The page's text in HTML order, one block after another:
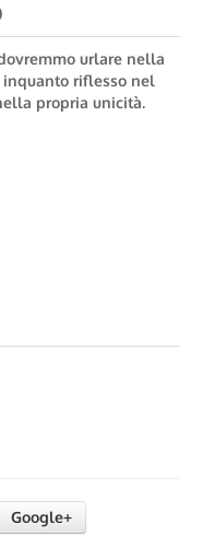
urlare nella
riflesso nel
propria unicità.
Google+